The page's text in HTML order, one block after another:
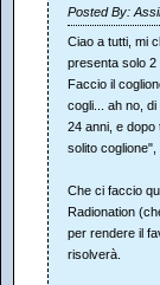
Posted By:
Ciao a tutti, mi
presenta solo 2
Faccio il
cogli... ah no, di
24 anni, e dopo
solito coglione",
Che ci faccio
Radionation
per rendere il
risolverà.